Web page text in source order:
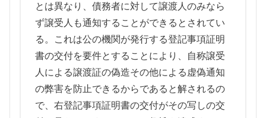
とは異なり、債務者に対して譲渡人のみなら
ず譲受人も通知することができるとされてい
る。これは公の機関が発行する登記事項証明
書の交付を要件とすることにより、自称譲受
人による譲渡証の偽造その他による虚偽通知
の弊害を防止できるからであると解されるの
で、右登記事項証明書の交付がその写しの交